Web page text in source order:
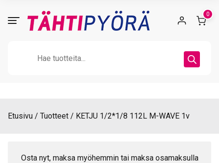
0
Etusivu Tuotteet KETJU 1/2*1/8 112L M-WAVE 1v
Osta nyt, maksa myöhemmin tai maksa osamaksulla